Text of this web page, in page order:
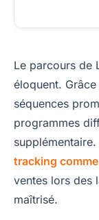
Le parcours de
éloquent.
séquences
programmes
tracking
ventes lors des
maîtrisé.